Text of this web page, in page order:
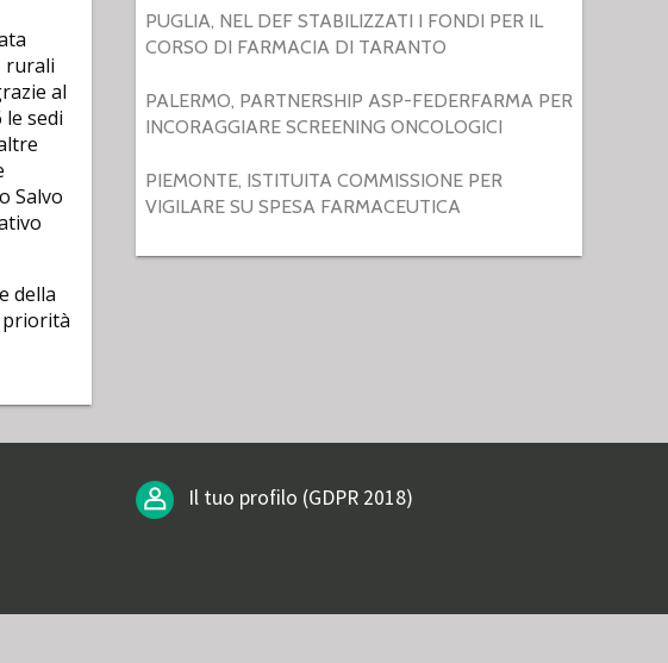
rurali
al
sedi
Salvo
della
priorità
PUGLIA, NEL DEF STABILIZZATI I FONDI PER IL
CORSO DI FARMACIA DI TARANTO
PALERMO, PARTNERSHIP ASP-FEDERFARMA PER
INCORAGGIARE SCREENING ONCOLOGICI
PIEMONTE, ISTITUITA COMMISSIONE PER
VIGILARE SU SPESA FARMACEUTICA
Il tuo profilo (GDPR 2018)